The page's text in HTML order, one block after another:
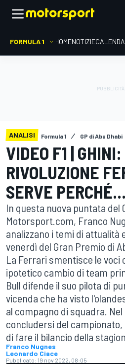
FORMULA 1 HOMENOTIZIE
ANALISI Formula 1 GP di Abu Dhabi
VIDEO F1 |
RIVOLUZIONE
SERVE
In questa nuova puntata del
Motorsport.com, Franco
analizzano i temi di attualità
venerdì del Gran Premio di
La Ferrari smentisce le voci
ipotetico cambio di team
Bull difende il suo pilota di
vicenda che ha visto
al compagno di squadra.
concludersi del
di fare il bilancio della
Franco Nugnes
Leonardo Ciace
Pubblicato: 19 nov 2022, 08:05